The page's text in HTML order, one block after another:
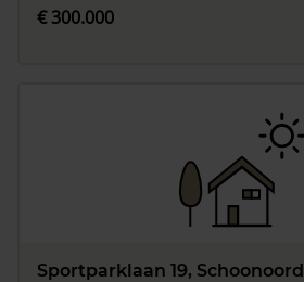
€ 300.000
Sportparklaan 19, Schoonoord